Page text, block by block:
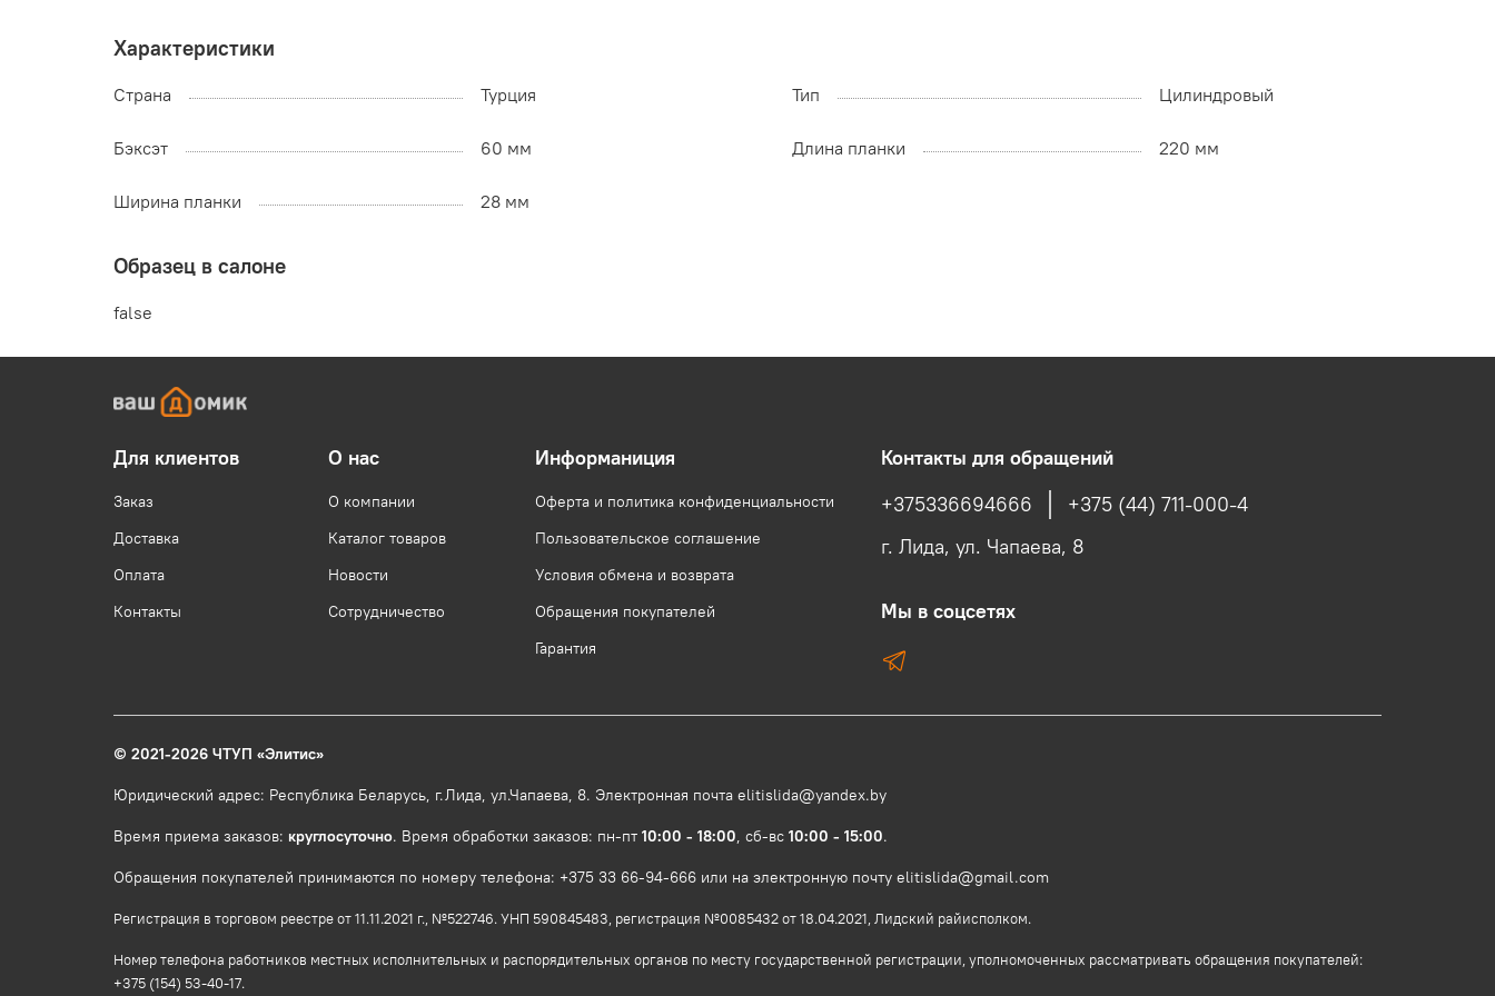
Характеристики
Страна Турция Тип Цилиндровый
Бэксэт 60 мм Длина планки 220 мм
Ширина планки 28 мм
Образец в салоне
false
Для клиентов
Заказ
Доставка
Оплата
Контакты
О нас
О компании
Каталог товаров
Новости
Сотрудничество
Информаниция
Оферта и политика конфиденциальности
Пользовательское соглашение
Условия обмена и возврата
Обращения покупателей
Гарантия
Контакты для обращений
+375336694666
+375 (44) 711-000-4
г. Лида, ул. Чапаева, 8
Мы в соцсетях
© 2021-2026 ЧТУП «Элитис»
Юридический адрес: Республика Беларусь, г.Лида, ул.Чапаева, 8. Электронная почта elitislida@yandex.by
Время приема заказов: круглосуточно. Время обработки заказов: пн-пт 10:00 - 18:00, сб-вс 10:00 - 15:00.
Обращения покупателей принимаются по номеру телефона: +375 33 66-94-666 или на электронную почту elitislida@gmail.com
Регистрация в торговом реестре от 11.11.2021 г., №522746. УНП 590845483, регистрация №0085432 от 18.04.2021, Лидский райисполком.
Номер телефона работников местных исполнительных и распорядительных органов по месту государственной регистрации, уполномоченных рассматривать обращения покупателей:
+375 (154) 53-40-17.